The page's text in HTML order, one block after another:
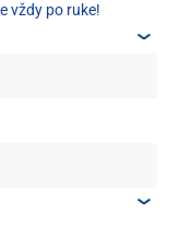
vždy po ruke!